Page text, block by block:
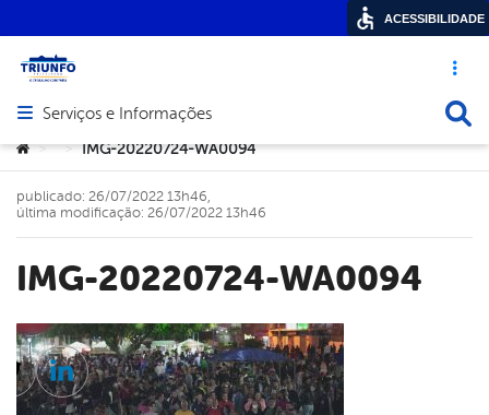
Acesso
Abrir menu principal de navegação
Serviços e Informações
Você está aqui:
> > IMG-20220724-WA0094
IMG-20220724-WA0094
publicado: 26/07/2022 13h46,
última modificação: 26/07/2022 13h46
Twitter
Linkedin
ACESSIBILIDADE